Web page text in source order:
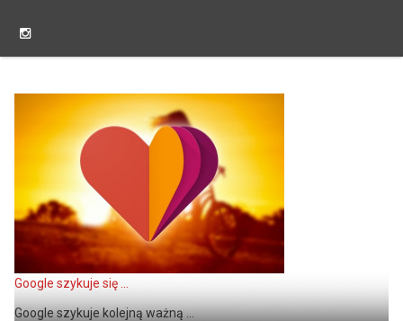
Google szykuje się ...
Google szykuje kolejną ważną ...